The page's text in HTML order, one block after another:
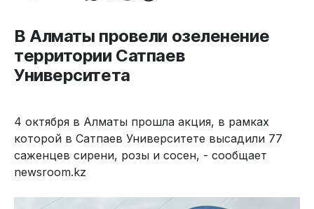
В Алматы провели озеленение
территории Сатпаев
Университета
4 октября в Алматы прошла акция, в рамках
которой в Сатпаев Университете высадили 77
саженцев сирени, розы и сосен, - сообщает
newsroom.kz